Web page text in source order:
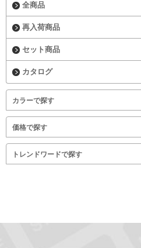
全商品
再入荷商品
セット商品
カタログ
カラーで探す
価格で探す
トレンドワードで探す